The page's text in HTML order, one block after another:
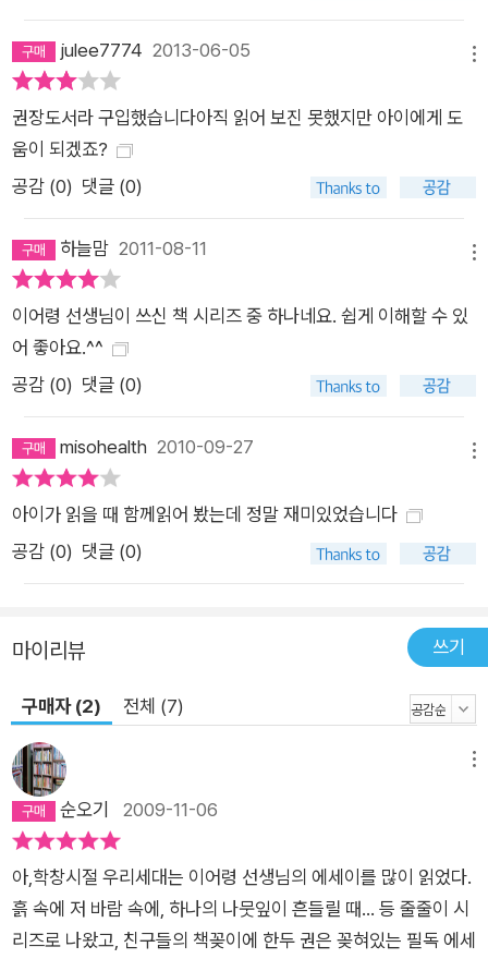
julee7774 2013-06-05
권장도서라 구입했습니다아직 읽어 보진 못했지만 아이에게 도
움이 되겠죠?
공감 (0) 댓글 (0)
하늘맘 2011-08-11
이어령 선생님이 쓰신 책 시리즈 중 하나네요. 쉽게 이해할 수 있
어 좋아요.^^
공감 (0) 댓글 (0)
misohealth 2010-09-27
아이가 읽을 때 함께읽어 봤는데 정말 재미있었습니다
공감 (0) 댓글 (0)
마이리뷰 쓰기
구매자 (2) 전체 (7)
순오기 2009-11-06
아,학창시절 우리세대는 이어령 선생님의 에세이를 많이 읽었다.
흙 속에 저 바람 속에, 하나의 나뭇잎이 흔들릴 때... 등 줄줄이 시
리즈로 나왔고, 친구들의 책꽂이에 한두 권은 꽂혀있는 필독 에세